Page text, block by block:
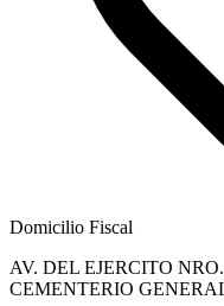
Domicilio Fiscal
AV. DEL EJERCITO
CEMENTERIO